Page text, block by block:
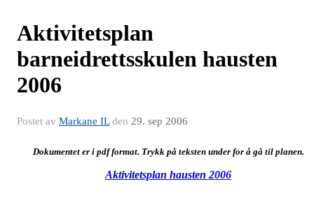
Aktivitetsplan
barneidrettsskulen hausten
2006
Postet av Markane ILden 29. sep 2006
Dokumentet er i pdf format. Trykk på teksten under for å gå til planen.
Aktivitetsplan hausten 2006